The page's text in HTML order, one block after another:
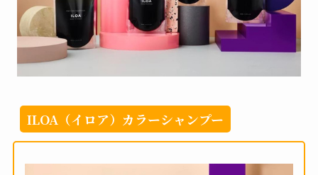
ILOA（イロア）カラーシャンプー